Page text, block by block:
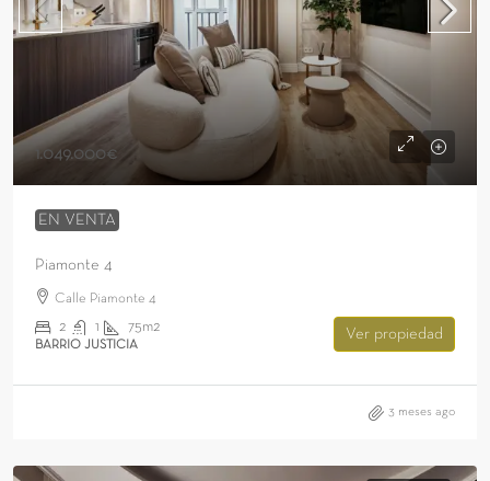
1.049.000€
EN VENTA
Piamonte 4
Calle Piamonte 4
2 1 75m2
BARRIO JUSTICIA
Ver propiedad
3 meses ago